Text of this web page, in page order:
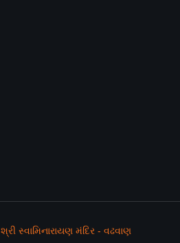
શ્રી સ્વામિનારાયણ મંદિર - વઢવાણ